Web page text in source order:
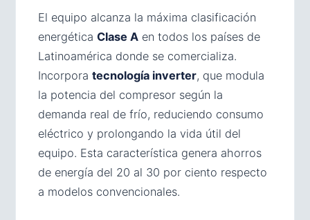
El equipo alcanza la máxima clasificación
energética Clase A en todos los países de
Latinoamérica donde se comercializa.
Incorpora tecnología inverter, que modula
la potencia del compresor según la
demanda real de frío, reduciendo consumo
eléctrico y prolongando la vida útil del
equipo. Esta característica genera ahorros
de energía del 20 al 30 por ciento respecto
a modelos convencionales.